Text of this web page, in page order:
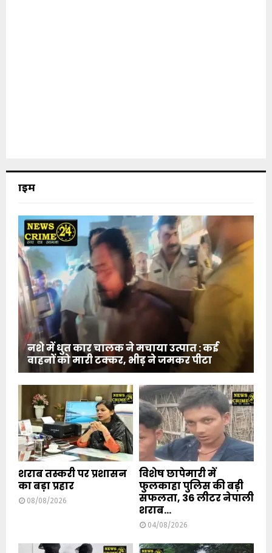
क्राइम
नशे में धुत कार चालक ने मचाया उत्पात : कई
वाहनों को मारी टक्कर, भीड़ ने जमकर पीटा
शराब तस्करी पर प्रशासन
का बड़ा प्रहार
08/08/2026
विशेष छापेमारी में
फुलकाहा पुलिस की बड़ी
सफलता, 36 लीटर नेपाली
शराब...
04/08/2026